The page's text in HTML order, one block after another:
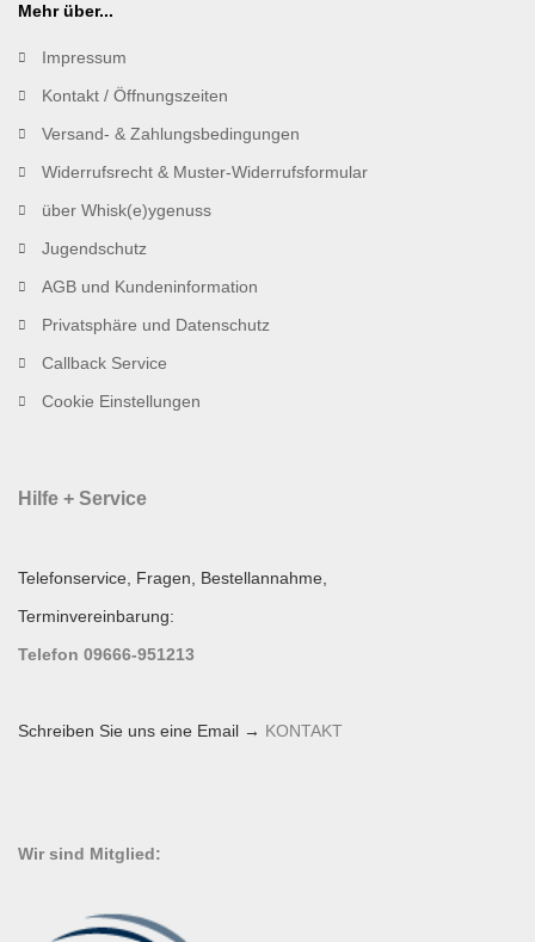
Mehr über...
Impressum
Kontakt / Öffnungszeiten
Versand- & Zahlungsbedingungen
Widerrufsrecht & Muster-Widerrufsformular
über Whisk(e)ygenuss
Jugendschutz
AGB und Kundeninformation
Privatsphäre und Datenschutz
Callback Service
Cookie Einstellungen
Hilfe + Service
Telefonservice, Fragen, Bestellannahme,
Terminvereinbarung:
Telefon 09666-951213
Schreiben Sie uns eine Email → KONTAKT
Wir sind Mitglied: